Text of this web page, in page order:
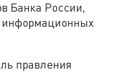
Банка России,
правления